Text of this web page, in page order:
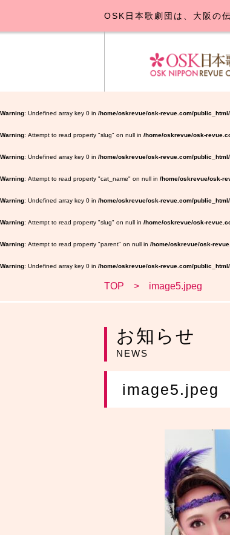
Warning : Undefined array key 0 in /home/oskrevue/osk-revue.com/
Warning : Attempt to read property "slug" on null in /home/oskrevue/osk-
Warning : Undefined array key 0 in /home/oskrevue/osk-revue.com/
Warning : Attempt to read property "cat_name" on null in /home/oskrevue/osk-
Warning : Undefined array key 0 in /home/oskrevue/osk-revue.com/
Warning : Attempt to read property "slug" on null in /home/oskrevue/osk-
Warning : Attempt to read property "parent" on null in /home/oskrevue/osk-
Warning : Undefined array key 0 in /home/oskrevue/osk-revue.com/
OSK日本歌劇団は、大阪の
TOP image5.jpeg
お知らせ
NEWS
image5.jpeg